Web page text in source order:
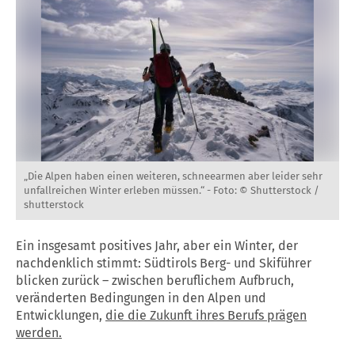
„Die Alpen haben einen weiteren, schneearmen aber leider sehr
unfallreichen Winter erleben müssen.“ - Foto: © Shutterstock /
shutterstock
Ein insgesamt positives Jahr, aber ein Winter, der
nachdenklich stimmt: Südtirols Berg- und Skiführer
blicken zurück – zwischen beruflichem Aufbruch,
veränderten Bedingungen in den Alpen und
Entwicklungen, die die Zukunft ihres Berufs prägen
werden.